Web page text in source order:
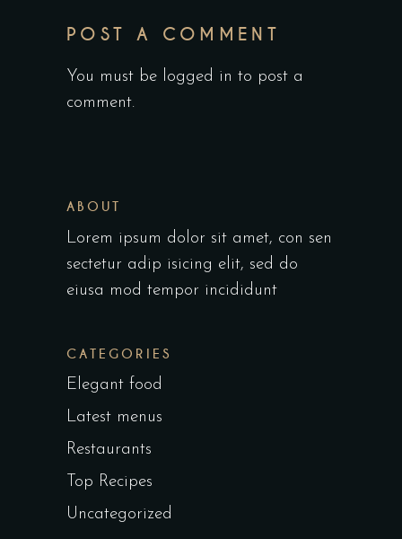
POST A COMMENT
You must be logged in to post a
comment.
ABOUT
Lorem ipsum dolor sit amet, con sen
sectetur adip isicing elit, sed do
eiusa mod tempor incididunt
CATEGORIES
Elegant food
Latest menus
Restaurants
Top Recipes
Uncategorized